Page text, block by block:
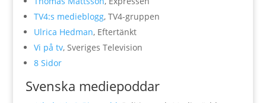
TV4:s medieblogg, TV4-gruppen
Ulrica Hedman, Eftertänkt
Vi på tv, Sveriges Television
8 Sidor
Svenska mediepoddar